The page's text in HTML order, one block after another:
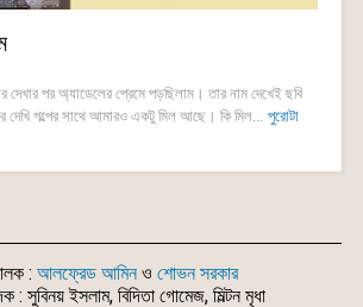
দেখার পর অ্যাডেলের প্রেমে পড়ছিলাম। তার নাম দেখেই ছবি
দেখি গল্পের সাথে আমারও একটু মিল আছে। কি মিল... পুরোটা
: আলফ্রেড আমিনও শোভন সরকার
: সুবিনয় ইসলাম, বিদিতা গোমেজ, মিল্টন মৃধা